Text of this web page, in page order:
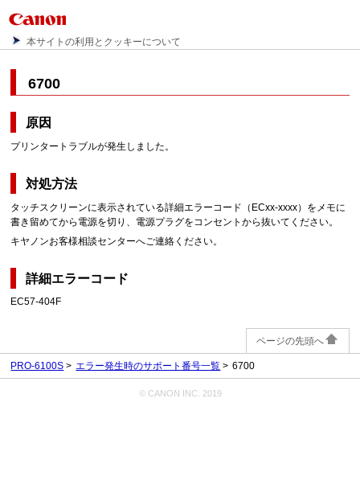
本サイトの利用とクッキーについて
6700
原因
プリンタートラブルが発生しました。
対処方法
タッチスクリーンに表示されている詳細エラーコード（ECxx-xxxx）をメモに
書き留めてから電源を切り、電源プラグをコンセントから抜いてください。
キヤノンお客様相談センターへご連絡ください。
詳細エラーコード
EC57-404F
ページの先頭へ
PRO-6100S エラー発生時のサポート番号一覧 6700
© CANON INC. 2019